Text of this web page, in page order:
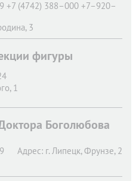
+7 (4742) 388–000 +7–920–
3
фигуры
1
Боголюбова
Адрес: г. Липецк, Фрунзе, 2